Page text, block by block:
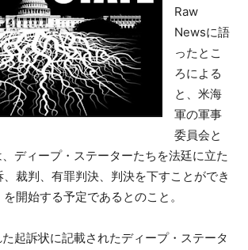
Raw
Newsに語
ったとこ
ろによる
と、米海
軍の軍事
委員会と
ディープ・ステーターたちを法廷に立た
裁判、有罪判決、判決を下すことができ
開始する予定であるとのこと。
起訴状に記載されたディープ・ステータ